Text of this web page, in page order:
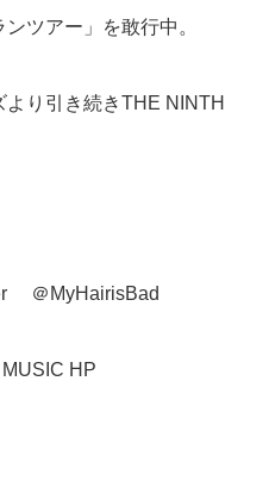
ツアー」を敢行中。
り引き続きTHE NINTH
＠MyHairisBad
HP